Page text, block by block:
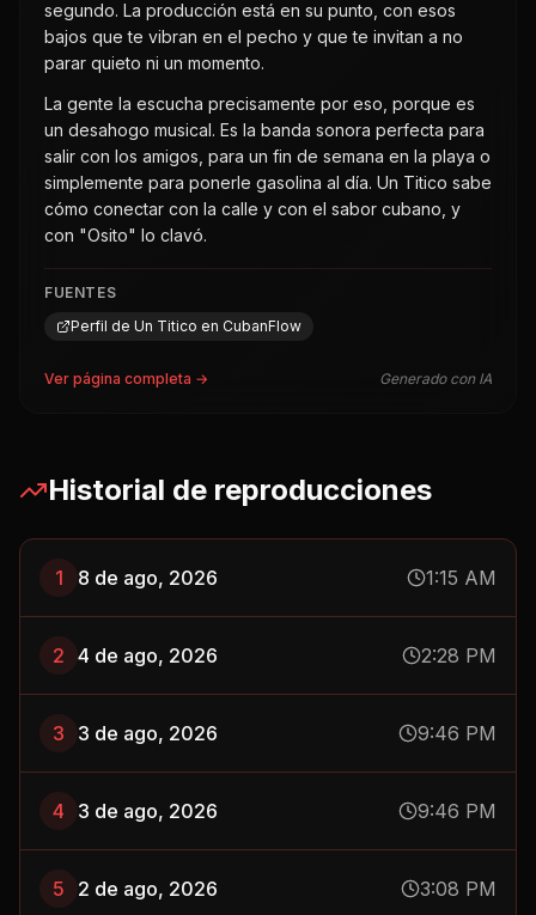
segundo. La producción está en su punto, con esos
bajos que te vibran en el pecho y que te invitan a no
parar quieto ni un momento.
La gente la escucha precisamente por eso, porque es
un desahogo musical. Es la banda sonora perfecta para
salir con los amigos, para un fin de semana en la playa o
simplemente para ponerle gasolina al día. Un Titico sabe
cómo conectar con la calle y con el sabor cubano, y
con "Osito" lo clavó.
FUENTES
Perfil de Un Titico en CubanFlow
Ver página completa → Generado con IA
Historial de reproducciones
1 8 de ago, 2026 1:15 AM
2 4 de ago, 2026 2:28 PM
3 3 de ago, 2026 9:46 PM
4 3 de ago, 2026 9:46 PM
5 2 de ago, 2026 3:08 PM